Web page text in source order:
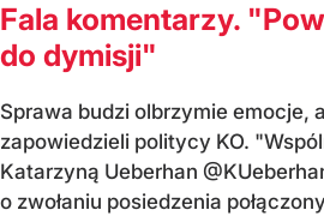
Fala komentarzy.
do dymisji"
Sprawa budzi olbrzymie emocje,
zapowiedzieli politycy KO.
Katarzyną Ueberhan
o zwołaniu posiedzenia